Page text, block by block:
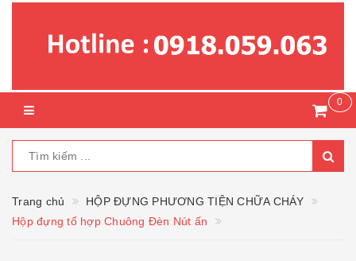
0
Trang chủ
HỘP ĐỰNG PHƯƠNG TIỆN CHỮA CHÁY
Hộp đựng tổ hợp Chuông Đèn Nút ấn